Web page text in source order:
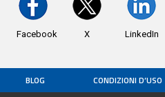
Facebook X LinkedIn
BLOG CONDIZIONI D’USO